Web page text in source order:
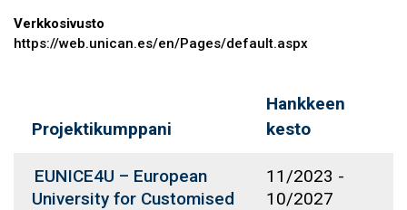
Verkkosivusto
https://web.unican.es/en/Pages/default.aspx
Projektikumppani
Hankkeen
kesto
EUNICE4U – European
University for Customised
11/2023 -
10/2027